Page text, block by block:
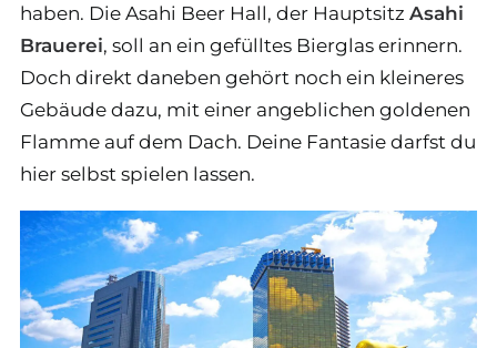
haben. Die Asahi Beer Hall, der Hauptsitz Asahi
Brauerei, soll an ein gefülltes Bierglas erinnern.
Doch direkt daneben gehört noch ein kleineres
Gebäude dazu, mit einer angeblichen goldenen
Flamme auf dem Dach. Deine Fantasie darfst du
hier selbst spielen lassen.